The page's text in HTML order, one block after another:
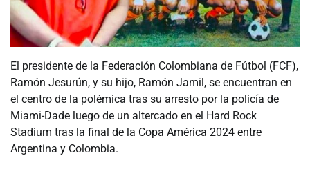
El presidente de la Federación Colombiana de Fútbol (FCF),
Ramón Jesurún, y su hijo, Ramón Jamil, se encuentran en
el centro de la polémica tras su arresto por la policía de
Miami-Dade luego de un altercado en el Hard Rock
Stadium tras la final de la Copa América 2024 entre
Argentina y Colombia.